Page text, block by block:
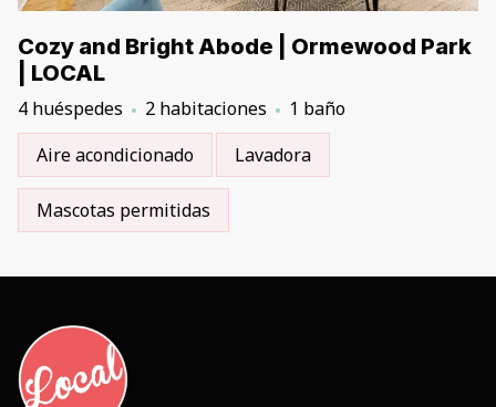
Cozy and Bright Abode | Ormewood Park
| LOCAL
4 huéspedes 2 habitaciones
1 baño
Aire acondicionado
Lavadora
Mascotas permitidas